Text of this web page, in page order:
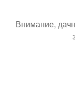
Внимание,